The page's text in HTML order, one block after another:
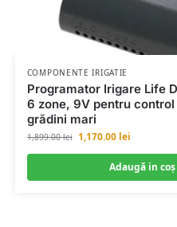
COMPONENTE IRIGATIE
Programator Irigare Life
6 zone, 9V pentru
grădini mari
1,899.00lei 1,170.00 lei
Adaugă in coş